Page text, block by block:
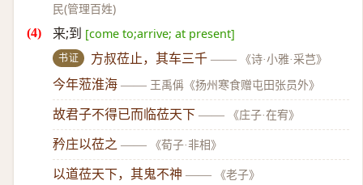
民(管理百姓)
来;到 [come to;arrive; at present]
书证 方叔莅止，其车三千 —— 《诗·小雅·采芑》
今年蒞淮海 —— 王禹偁《扬州寒食赠屯田张员外》
故君子不得已而临莅天下 —— 《庄子·在宥》
矜庄以莅之 —— 《荀子·非相》
以道莅天下，其鬼不神 —— 《老子》